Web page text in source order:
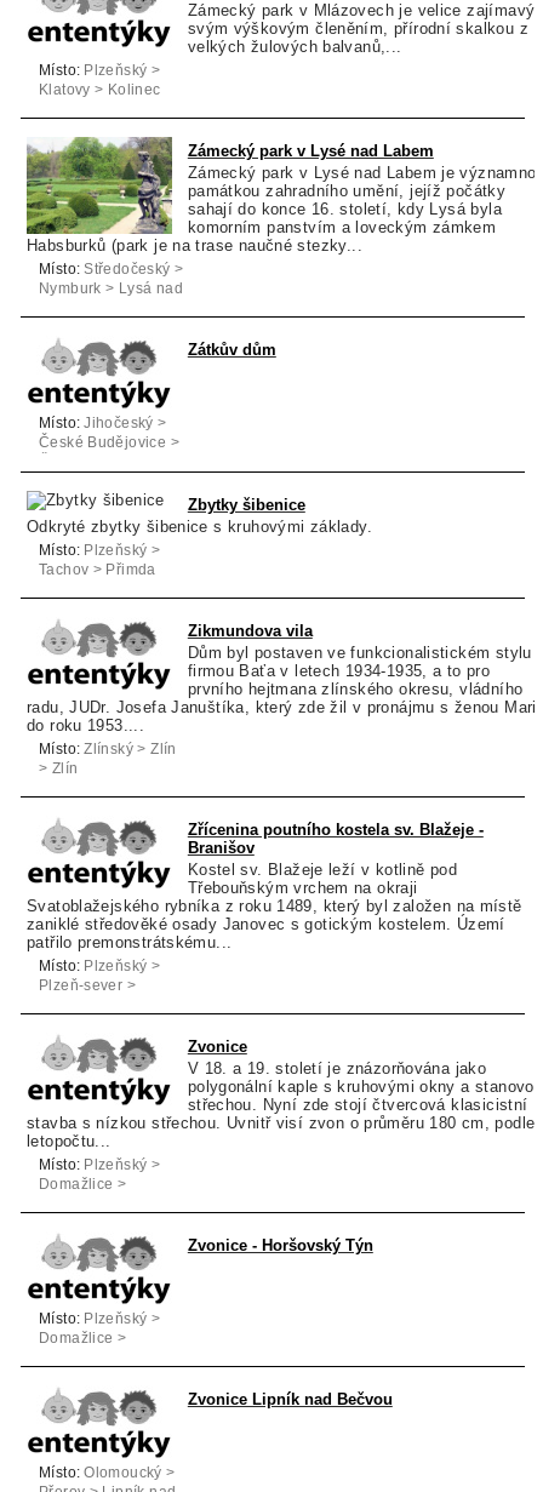
Zámecký park v Mlázovech je velice zajímavý
svým výškovým členěním, přírodní skalkou z
velkých žulových balvanů,...
Místo: Plzeňský >
Klatovy > Kolinec
Zámecký park v Lysé nad Labem
Zámecký park v Lysé nad Labem je
památkou zahradního umění, jejíž počátky
sahají do konce 16. století, kdy Lysá byla
komorním panstvím a loveckým zámkem
Habsburků (park je na trase naučné stezky...
Místo: Středočeský >
Nymburk > Lysá nad
Zátkův dům
Místo: Jihočeský >
České Budějovice >
Zbytky šibenice
Odkryté zbytky šibenice s kruhovými základy.
Místo: Plzeňský >
Tachov > Přimda
Zikmundova vila
Dům byl postaven ve funkcionalistickém stylu
firmou Baťa v letech 1934-1935, a to pro
prvního hejtmana zlínského okresu, vládního
radu, JUDr. Josefa Januštíka, který zde žil v pronájmu s ženou Marií
do roku 1953....
Místo: Zlínský > Zlín
> Zlín
Zřícenina poutního kostela sv. Blažeje -
Branišov
Kostel sv. Blažeje leží v kotlině pod
Třebouňským vrchem na okraji
Svatoblažejského rybníka z roku 1489, který byl založen na místě
zaniklé středověké osady Janovec s gotickým kostelem. Území
patřilo premonstrátskému...
Místo: Plzeňský >
Plzeň-sever >
Zvonice
V 18. a 19. století je znázorňována jako
polygonální kaple s kruhovými okny a stanovou
střechou. Nyní zde stojí čtvercová klasicistní
stavba s nízkou střechou. Uvnitř visí zvon o průměru 180 cm, podle
letopočtu...
Místo: Plzeňský >
Domažlice >
Zvonice - Horšovský Týn
Místo: Plzeňský >
Domažlice >
Zvonice Lipník nad Bečvou
Místo: Olomoucký >